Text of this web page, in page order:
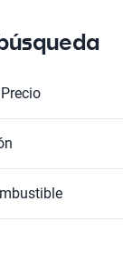
de 10 millones
de 12 millones
de 20 millones
Automática
Automático
Diesel